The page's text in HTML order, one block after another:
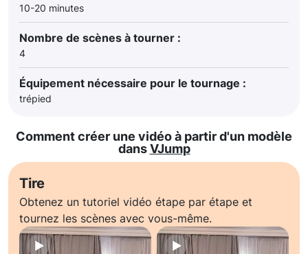
10-20 minutes
Nombre de scènes à tourner :
4
Équipement nécessaire pour le tournage :
trépied
Comment créer une vidéo à partir d'un modèle
dansVJump
Tire
Obtenez un tutoriel vidéo étape par étape et
tournez les scènes avec vous-même.